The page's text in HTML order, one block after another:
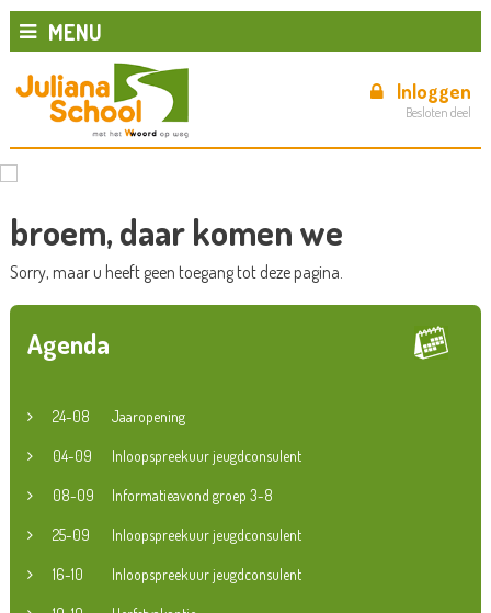
MENU
Inloggen
Besloten deel
broem, daar komen we
Sorry, maar u heeft geen toegang tot deze pagina.
Agenda
24-08 Jaaropening
04-09 Inloopspreekuur jeugdconsulent
08-09 Informatieavond groep 3-8
25-09 Inloopspreekuur jeugdconsulent
16-10 Inloopspreekuur jeugdconsulent